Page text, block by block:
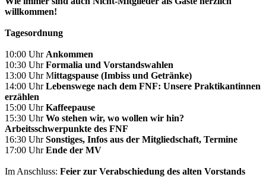
willkommen!
Tagesordnung
10:00 Uhr Ankommen
10:30 UhrFormalia und Vorstandswahlen
13:00 Uhr Mittagspause (Imbiss und Getränke)
14:00 UhrLebenswege nach dem FNF: Unsere Praktikantinnen
erzählen
15:00 UhrKaffeepause
15:30 UhrWo stehen wir, wo wollen wir hin?
Arbeitsschwerpunkte des FNF
16:30 UhrSonstiges, Infos aus der Mitgliedschaft, Termine
17:00 UhrEnde der MV
Im Anschluss: Feier zur Verabschiedung des alten Vorstands